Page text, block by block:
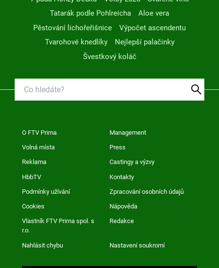
Tatarák podle Pohlreicha
Aloe vera
Pěstování lichořeřišnice
Výpočet ascendentu
Tvarohové knedlíky
Nejlepší palačinky
Švestkový koláč
O FTV Prima Management
Volná místa Press
Reklama Castingy a výzvy
HbbTV Kontakty
Podmínky užívání Zpracování osobních údajů
Cookies Nápověda
Vlastník FTV Prima spol. s
r.o.
Redakce
Nahlásit chybu Nastavení soukromí